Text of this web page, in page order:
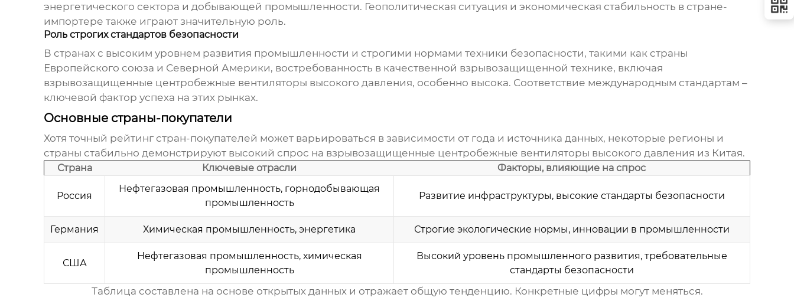
энергетического сектора и добывающей промышленности. Геополитическая ситуация и экономическая стабильность в стране-
импортере также играют значительную роль.
Роль строгих стандартов безопасности
В странах с высоким уровнем развития промышленности и строгими нормами техники безопасности, такими как страны
Европейского союза и Северной Америки, востребованность в качественной взрывозащищенной технике, включая
взрывозащищенные центробежные вентиляторы высокого давления, особенно высока. Соответствие международным стандартам –
ключевой фактор успеха на этих рынках.
Основные страны-покупатели
Хотя точный рейтинг стран-покупателей может варьироваться в зависимости от года и источника данных, некоторые регионы и
страны стабильно демонстрируют высокий спрос на взрывозащищенные центробежные вентиляторы высокого давления из Китая.
Страна Ключевые отрасли Факторы, влияющие на спрос
Россия
Нефтегазовая промышленность, горнодобывающая
промышленность
Развитие инфраструктуры, высокие стандарты безопасности
Германия Химическая промышленность, энергетика Строгие экологические нормы, инновации в промышленности
США
Нефтегазовая промышленность, химическая
промышленность
Высокий уровень промышленного развития, требовательные
стандарты безопасности
Таблица составлена на основе открытых данных и отражает общую тенденцию. Конкретные цифры могут меняться.